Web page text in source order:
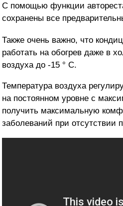
С помощью функции
сохранены все
Также очень важно, что
работать на обогрев даже в
воздуха до -15 ° С.
Температура воздуха
на постоянном уровне с
получить максимальную
заболеваний при